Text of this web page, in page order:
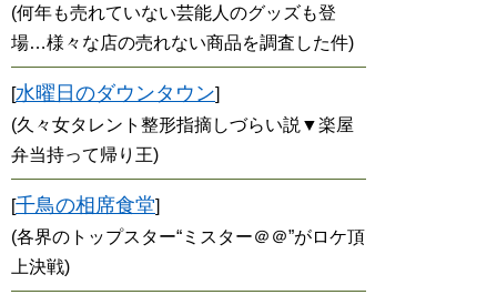
(何年も売れていない芸能人のグッズも登
場…様々な店の売れない商品を調査した件)
[水曜日のダウンタウン]
(久々女タレント整形指摘しづらい説▼楽屋
弁当持って帰り王)
[千鳥の相席食堂]
(各界のトップスター“ミスター＠＠”がロケ頂
上決戦)